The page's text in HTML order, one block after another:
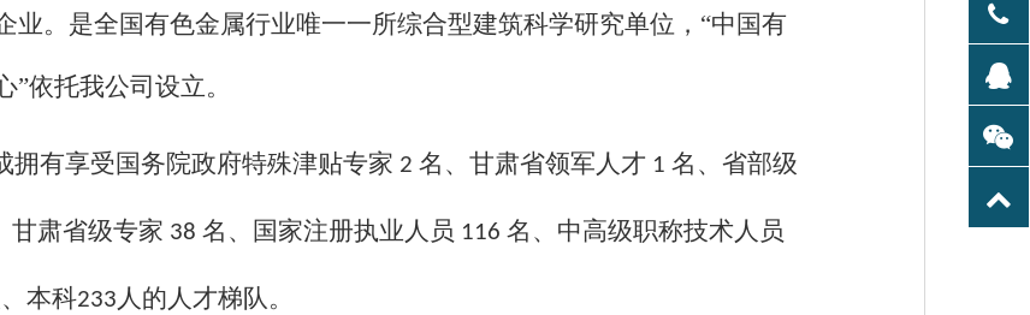
业。是全国有色金属行业唯一一所综合型建筑科学研究单位，“中国有
依托我公司设立。
拥有享受国务院政府特殊津贴专家 2 名、甘肃省领军人才 1 名、省部级
甘肃省级专家 38 名、国家注册执业人员 116 名、中高级职称技术人员
本科233 人的人才梯队。